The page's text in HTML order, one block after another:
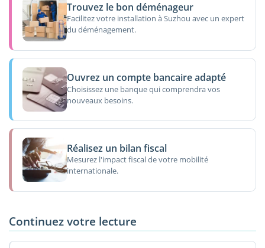
Trouvez le bon déménageur
Facilitez votre installation à Suzhou avec un expert
du déménagement.
Ouvrez un compte bancaire adapté
Choisissez une banque qui comprendra vos
nouveaux besoins.
Réalisez un bilan fiscal
Mesurez l'impact fiscal de votre mobilité
internationale.
Continuez votre lecture